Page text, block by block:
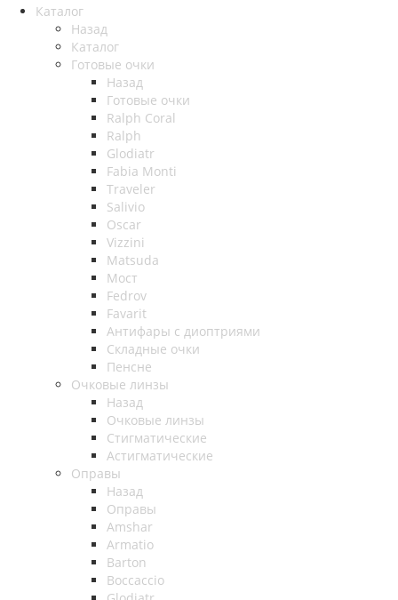
Каталог
Назад
Каталог
Готовые очки
Назад
Готовые очки
Ralph Coral
Ralph
Glodiatr
Fabia Monti
Traveler
Salivio
Oscar
Vizzini
Matsuda
Мост
Fedrov
Favarit
Антифары с диоптриями
Складные очки
Пенсне
Очковые линзы
Назад
Очковые линзы
Стигматические
Астигматические
Оправы
Назад
Оправы
Amshar
Armatio
Barton
Boccaccio